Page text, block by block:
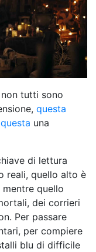
tutti sono
questa
questa una
di lettura
reali, quello alto è
quello
dei corrieri
Per passare
per compiere
blu di difficile